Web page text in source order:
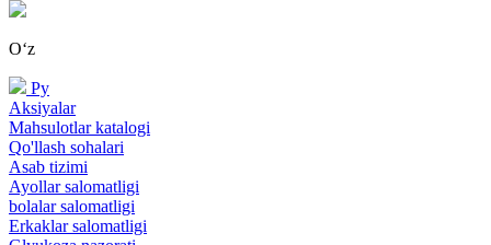
Oʻz
Ру
Aksiyalar
Mahsulotlar katalogi
Qo'llash sohalari
Asab tizimi
Ayollar salomatligi
bolalar salomatligi
Erkaklar salomatligi